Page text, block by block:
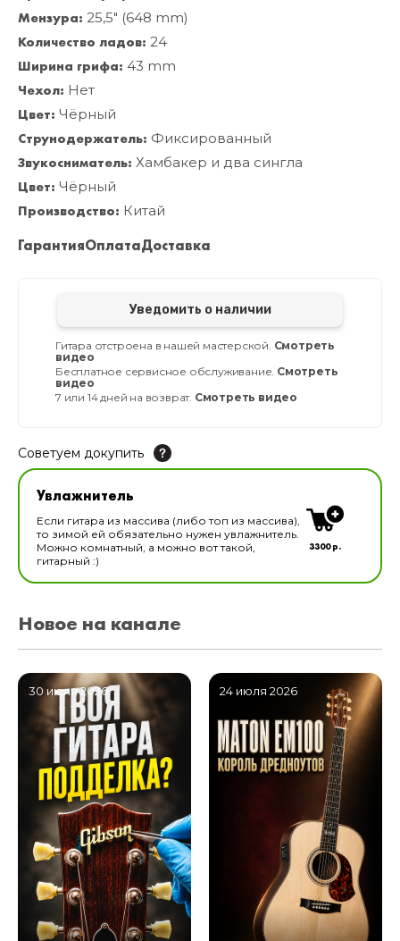
Мензура: 25,5" (648 mm)
Количество ладов: 24
Ширина грифа: 43 mm
Чехол: Нет
Цвет: Чёрный
Струнодержатель: Фиксированный
Звукосниматель: Хамбакер и два сингла
Цвет: Чёрный
Производство: Китай
ГарантияОплатаДоставка
Уведомить о наличии
Гитара отстроена в нашей мастерской. Смотреть
видео
Бесплатное сервисное обслуживание. Смотреть
видео
7 или 14 дней на возврат. Смотреть видео
Советуем докупить
Увлажнитель для музыкальных инструментов
В наличии
Увлажнитель
Если гитара из массива (либо топ из массива),
то зимой ей обязательно нужен увлажнитель.
Можно комнатный, а можно вот такой,
гитарный :)
3300 р.
Новое на канале
30 июля 2026 24 июля 2026